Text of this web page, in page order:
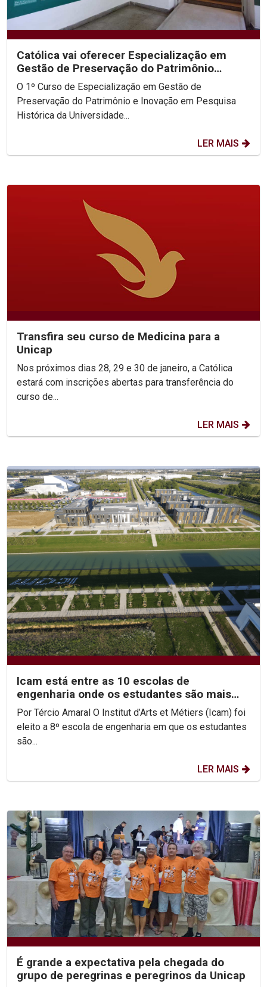
Católica vai oferecer Especialização em
Gestão de Preservação do Patrimônio
Histórico
O 1º Curso de Especialização em Gestão de
Preservação do Patrimônio e Inovação em Pesquisa
Histórica da Universidade...
LER MAIS
Transfira seu curso de Medicina para a
Unicap
Nos próximos dias 28, 29 e 30 de janeiro, a Católica
estará com inscrições abertas para transferência do
curso de...
LER MAIS
Icam está entre as 10 escolas de
engenharia onde os estudantes são mais
felizes
Por Tércio Amaral O Institut d’Arts et Métiers (Icam) foi
eleito a 8º escola de engenharia em que os estudantes
são...
LER MAIS
É grande a expectativa pela chegada do
grupo de peregrinas e peregrinos da Unicap